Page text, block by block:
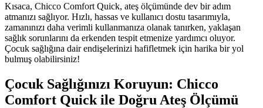
Kısaca, Chicco Comfort Quick, ateş ölçümünde dev bir adım
atmanızı sağlıyor. Hızlı, hassas ve kullanıcı dostu tasarımıyla,
zamanınızı daha verimli kullanmanıza olanak tanırken, yaklaşan
sağlık sorunlarını da erkenden tespit etmenize yardımcı oluyor.
Çocuk sağlığına dair endişelerinizi hafifletmek için harika bir yol
bulmuş olabilirsiniz!
Çocuk Sağlığınızı Koruyun: Chicco
Comfort Quick ile Doğru Ateş Ölçümü